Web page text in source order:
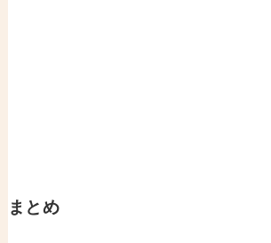
まとめ